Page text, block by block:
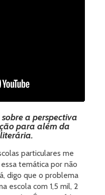
a perspectiva
para além da
particulares me
temática por não
digo que o problema
escola com 1,5 mil, 2